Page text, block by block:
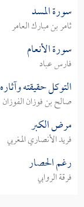
سورة المسد
ثامر بن مبارك العامر
سورة الأنعام
فارس عباد
التوكل حقيقته وآثاره
صالح بن فوزان الفوزان
مرض الكبر
فريد الأنصاري المغربي
رغم الحصار
فرقة الروابي